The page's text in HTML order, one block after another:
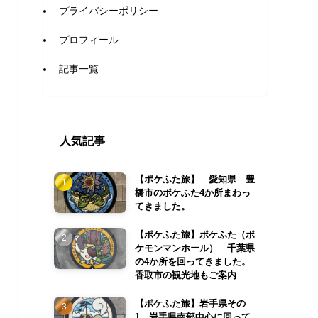
プライバシーポリシー
プロフィール
記事一覧
人気記事
【ポケふた旅】 愛知県 豊
橋市のポケふた4か所まわっ
てきました。
【ポケふた旅】ポケふた（ポ
ケモンマンホール） 千葉県
の4か所を回ってきました。
香取市の観光地もご案内
【ポケふた旅】岩手県その